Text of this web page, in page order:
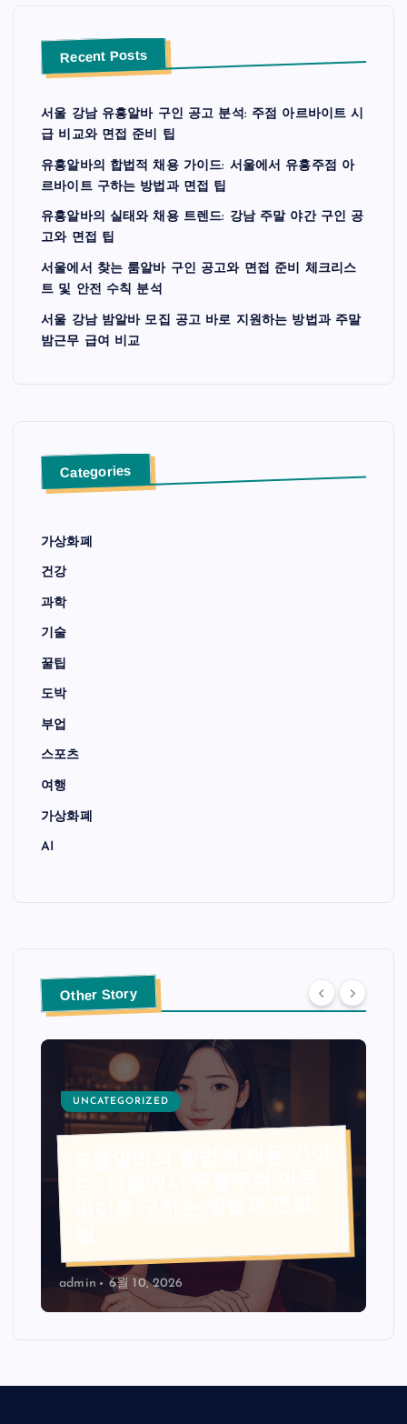
Recent Posts
서울 강남 유흥알바 구인 공고 분석: 주점 아르바이트 시
급 비교와 면접 준비 팁
유흥알바의 합법적 채용 가이드: 서울에서 유흥주점 아
르바이트 구하는 방법과 면접 팁
유흥알바의 실태와 채용 트렌드: 강남 주말 야간 구인 공
고와 면접 팁
서울에서 찾는 룸알바 구인 공고와 면접 준비 체크리스
트 및 안전 수칙 분석
서울 강남 밤알바 모집 공고 바로 지원하는 방법과 주말
밤근무 급여 비교
Categories
가상화폐
건강
과학
기술
꿀팁
도박
부업
스포츠
여행
가상화폐
AI
Other Story
UNCATEGORIZED
admin 6월 10, 2026